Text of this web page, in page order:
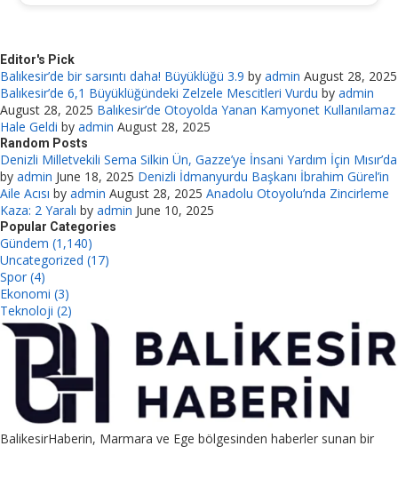
Editor's Pick
Balıkesir’de bir sarsıntı daha! Büyüklüğü 3.9 by admin August 28, 2025
Balıkesir’de 6,1 Büyüklüğündeki Zelzele Mescitleri Vurdu by admin
August 28, 2025 Balıkesir’de Otoyolda Yanan Kamyonet Kullanılamaz
Hale Geldi by admin August 28, 2025
Random Posts
Denizli Milletvekili Sema Silkin Ün, Gazze’ye İnsani Yardım İçin Mısır’da
by admin June 18, 2025 Denizli İdmanyurdu Başkanı İbrahim Gürel’in
Aile Acısı by admin August 28, 2025 Anadolu Otoyolu’nda Zincirleme
Kaza: 2 Yaralı by admin June 10, 2025
Popular Categories
Gündem (1,140)
Uncategorized (17)
Spor (4)
Ekonomi (3)
Teknoloji (2)
BalikesirHaberin, Marmara ve Ege bölgesinden haberler sunan bir